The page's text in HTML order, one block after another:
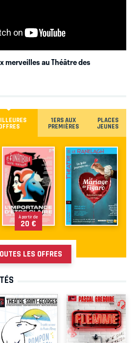
merveilles au Théâtre des
1ERS AUX
PREMIÈRES
PLACES
JEUNES
À partir de
20 €
LES OFFRES